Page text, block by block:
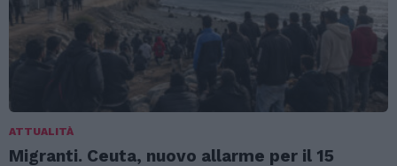
ATTUALITÀ
Migranti. Ceuta, nuovo allarme per il 15